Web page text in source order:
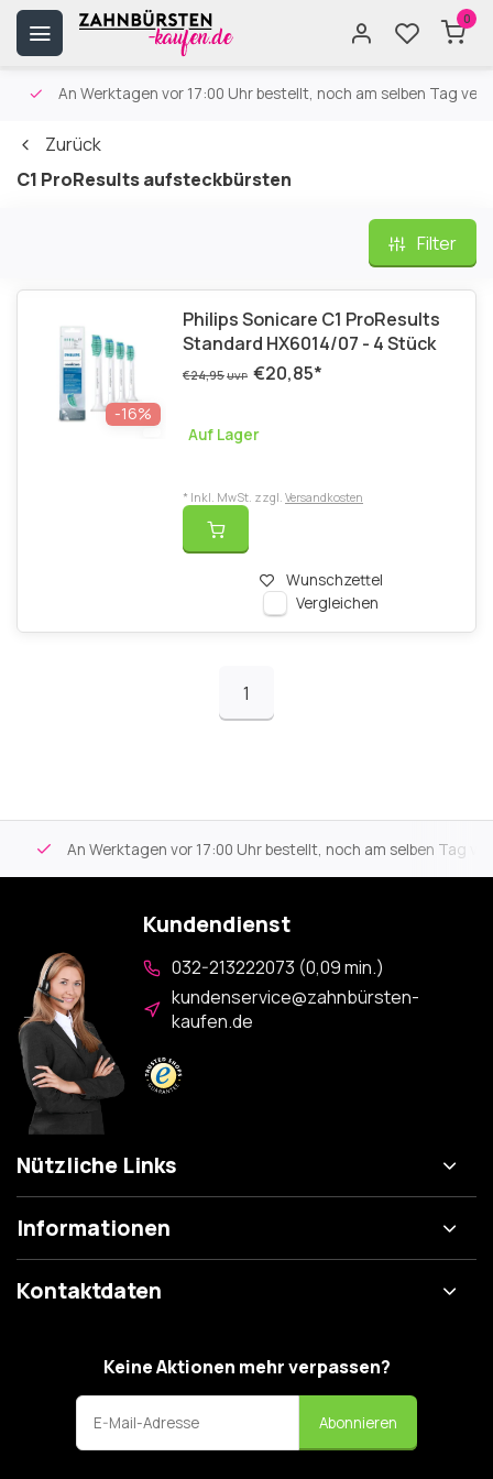
0
An Werktagen vor 17:00 Uhr bestellt, noch am selben Tag
Zurück
C1 ProResults aufsteckbürsten
Filter
-16%
Philips Sonicare C1 ProResults
Standard HX6014/07 - 4 Stück
€24,95UVP €20,85*
Auf Lager
Wunschzettel
Vergleichen
* Inkl. MwSt. zzgl. Versandkosten
1
An Werktagen vor 17:00 Uhr bestellt, noch am selben Tag
Kundendienst
032-213222073 (0,09 min.)
kundenservice@zahnbürsten-
kaufen.de
Nützliche Links
Informationen
Kontaktdaten
Keine Aktionen mehr verpassen?
Abonnieren